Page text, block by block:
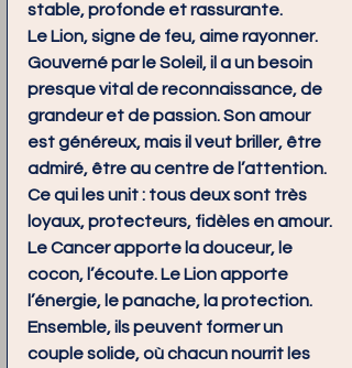
stable, profonde et rassurante.
Le Lion, signe de feu, aime rayonner.
Gouverné par le Soleil, il a un besoin
presque vital de reconnaissance, de
grandeur et de passion. Son amour
est généreux, mais il veut briller, être
admiré, être au centre de l’attention.
Ce qui les unit : tous deux sont très
loyaux, protecteurs, fidèles en amour.
Le Cancer apporte la douceur, le
cocon, l’écoute. Le Lion apporte
l’énergie, le panache, la protection.
Ensemble, ils peuvent former un
couple solide, où chacun nourrit les